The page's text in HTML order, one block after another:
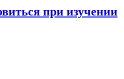
при изучении